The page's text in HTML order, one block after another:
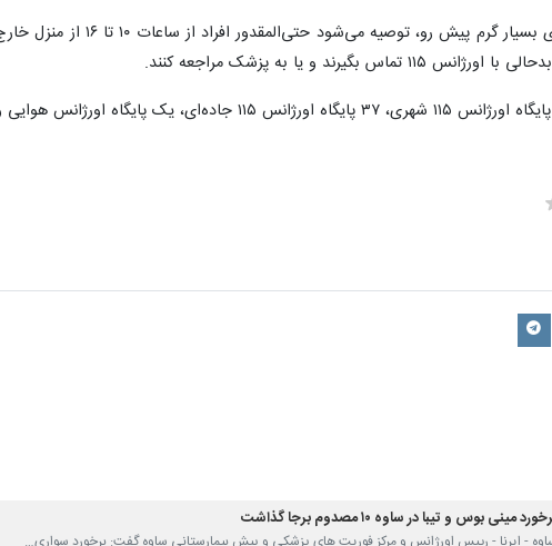
ایرانژاد افزود: در
بگیرند و یا به پزشک مراجعه کنند.
مینی بوس و تیبا در ساوه ۱۰ مصدوم برجا گذاشت